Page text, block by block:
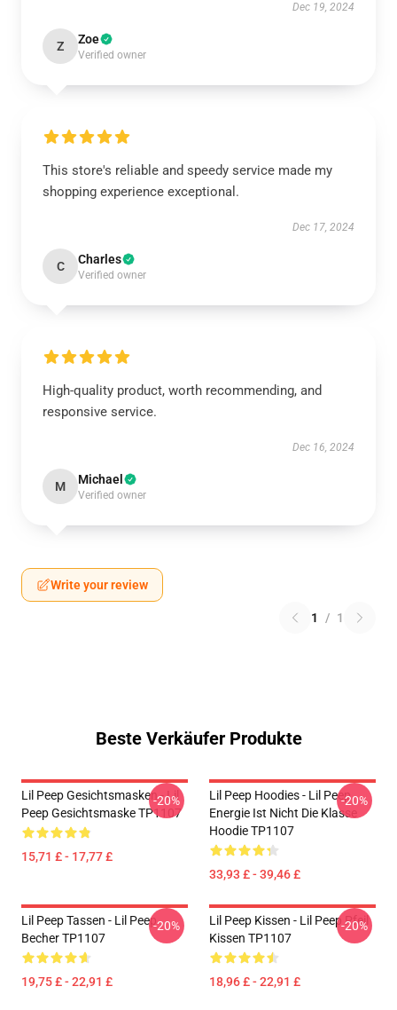
Dec 19, 2024
Z Zoe
Verified owner
This store's reliable and speedy service made my
shopping experience exceptional.
Dec 17, 2024
C Charles
Verified owner
High-quality product, worth recommending, and
responsive service.
Dec 16, 2024
M Michael
Verified owner
Write your review
1 / 1
Beste Verkäufer Produkte
Lil Peep Gesichtsmasken - Lil
Peep Gesichtsmaske TP1107
15,71 £ - 17,77 £
-20%
Lil Peep Hoodies - Lil Peep
Energie Ist Nicht Die Klasse
Hoodie TP1107
33,93 £ - 39,46 £
-20%
Lil Peep Tassen - Lil Peep
Becher TP1107
19,75 £ - 22,91 £
-20%
Lil Peep Kissen - Lil Peep Pfeil
Kissen TP1107
18,96 £ - 22,91 £
-20%